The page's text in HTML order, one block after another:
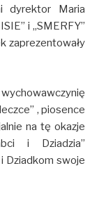
dyrektor Maria
i „SMERFY”
zaprezentowały
, piosence
na tę okazje
i Dziadzia”
Dziadkom swoje